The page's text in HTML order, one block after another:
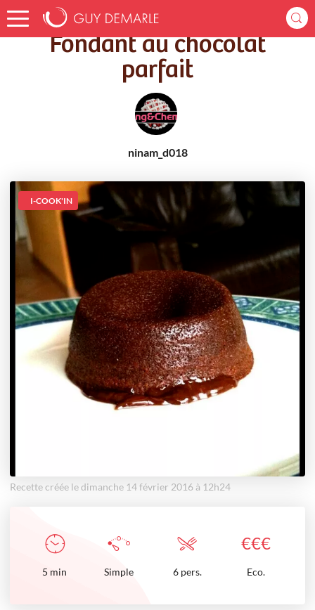
Accueil Recettes Fondant au chocolat parfait
Fondant au chocolat
parfait
ninam_d018
I-COOK'IN
Recette créée le dimanche 14 février 2016 à 12h24
€€€
5 min Simple 6 pers. Eco.